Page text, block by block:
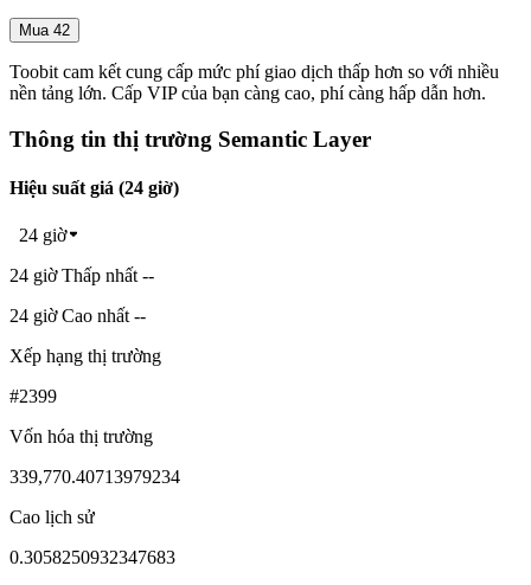
Mua 42
Toobit cam kết cung cấp mức phí giao dịch thấp hơn so với nhiều
nền tảng lớn. Cấp VIP của bạn càng cao, phí càng hấp dẫn hơn.
Thông tin thị trường Semantic Layer
Hiệu suất giá (24 giờ)
24 giờ
24 giờ Thấp nhất --
24 giờ Cao nhất --
Xếp hạng thị trường
#2399
Vốn hóa thị trường
339,770.40713979234
Cao lịch sử
0.3058250932347683